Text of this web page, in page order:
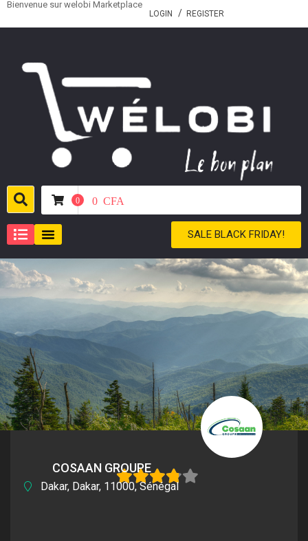
Bienvenue sur welobi Marketplace
LOGIN REGISTER
0 0 CFA
SALE BLACK FRIDAY!
COSAAN GROUPE
Dakar, Dakar, 11000, Sénégal